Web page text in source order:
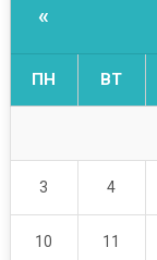
«
ПН ВТ
3 4
10 11